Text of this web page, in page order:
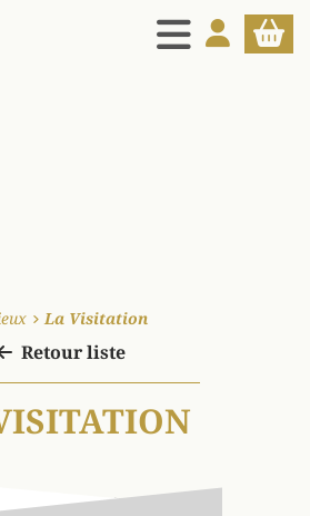
MENU
MON PANIER
La Visitation
Retour liste